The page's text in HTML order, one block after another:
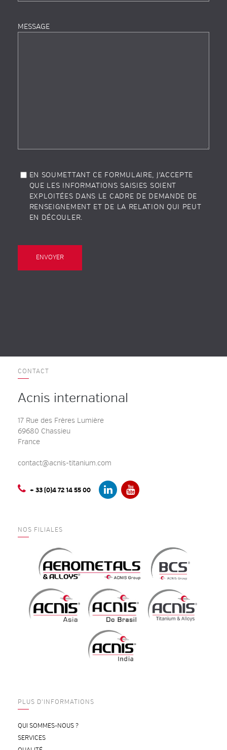
MESSAGE
EN SOUMETTANT CE FORMULAIRE, J'ACCEPTE
QUE LES INFORMATIONS SAISIES SOIENT
EXPLOITÉES DANS LE CADRE DE DEMANDE DE
RENSEIGNEMENT ET DE LA RELATION QUI PEUT
EN DÉCOULER.
CONTACT
Acnis international
17 Rue des Frères Lumière
69680 Chassieu
France
contact@acnis-titanium.com
+ 33 (0)4 72 14 55 00
NOS FILIALES
PLUS D'INFORMATIONS
QUI SOMMES-NOUS ?
SERVICES